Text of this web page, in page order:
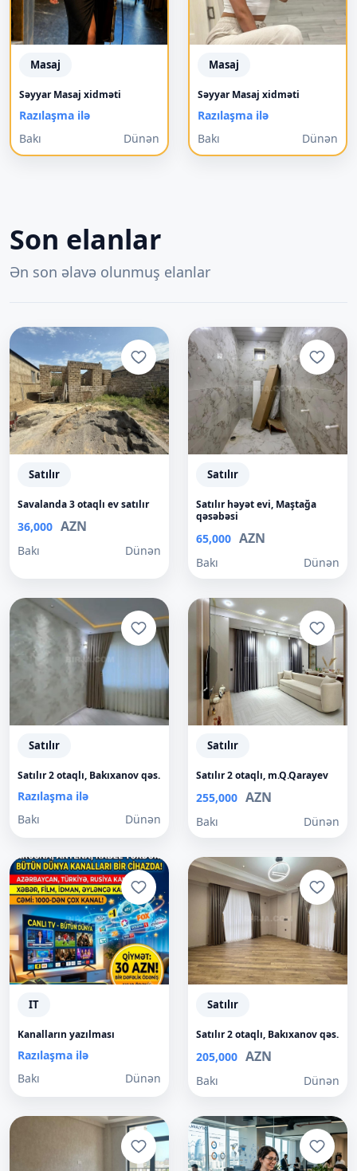
Masaj
Səyyar Masaj xidməti
Razılaşma ilə
Bakı
Dünən
Masaj
Səyyar Masaj xidməti
Razılaşma ilə
Bakı
Dünən
Son elanlar
Ən son əlavə olunmuş elanlar
Satılır
Savalanda 3 otaqlı ev satılır
36,000 AZN
Bakı Dünən
Satılır
Satılır həyət evi, Maştağa
qəsəbəsi
65,000 AZN
Bakı Dünən
Satılır
Satılır 2 otaqlı, Bakıxanov qəs.
Razılaşma ilə
Bakı
Dünən
Satılır
Satılır 2 otaqlı, m.Q.Qarayev
255,000 AZN
Bakı Dünən
IT
Kanalların yazılması
Razılaşma ilə
Bakı
Dünən
Satılır
Satılır 2 otaqlı, Bakıxanov qəs.
205,000 AZN
Bakı Dünən